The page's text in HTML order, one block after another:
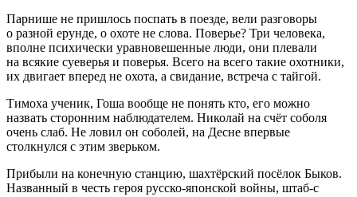
Парнише не пришлось поспать в поезде, вели разговоры
о разной ерунде, о охоте не слова. Поверье? Три человека,
вполне психически уравновешенные люди, они плевали
на всякие суеверья и поверья. Всего на всего такие охотники,
их двигает вперед не охота, а свидание, встреча с тайгой.
Тимоха ученик, Гоша вообще не понять кто, его можно
назвать сторонним наблюдателем. Николай на счёт соболя
очень слаб. Не ловил он соболей, на Десне впервые
столкнулся с этим зверьком.
Прибыли на конечную станцию, шахтёрский посёлок Быков.
Названный в честь героя русско-японской войны, штаб-с